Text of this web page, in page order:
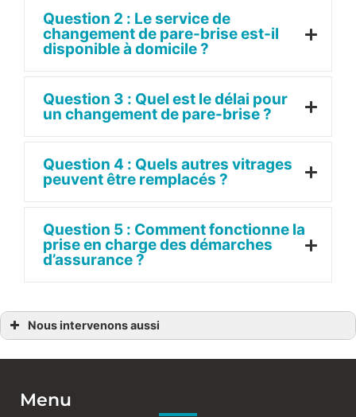
Question 2 : Le service de
changement de pare-brise est-il
disponible à domicile ?
Question 3 : Quel est le délai pour
un changement de pare-brise ?
Question 4 : Quels autres vitrages
peuvent être remplacés ?
Question 5 : Comment fonctionne la
prise en charge des démarches
d’assurance ?
Nous intervenons aussi
Changement pare-brise tout assurance à Biot
Changement pare-brise tout assurance à La Colle-sur-Loup
Menu